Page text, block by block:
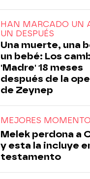
HAN MARCADO UN
UN DESPUÉS
Una muerte, una
un bebé: Los
'Madre' 18 meses
después de la
de Zeynep
MEJORES
Melek perdona a
y esta la incluye
testamento